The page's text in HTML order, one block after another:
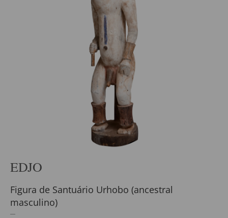
EDJO
Figura de Santuário Urhobo (ancestral
masculino)